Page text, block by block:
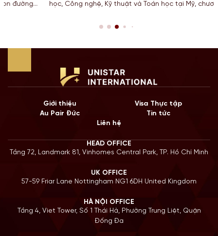
học, Công nghệ, Kỹ thuật và Toán học tại Mỹ, chương trình gia
còn là “bước đệm” quan trọng cho lộ trình Định cư. Bước sang
Giới thiệu
Visa Thực tập
Au Pair Đức
Tin tức
Liên hệ
HEAD OFFICE
Tầng 72, Landmark 81, Vinhomes Central Park, TP. Hồ Chí Minh
UK OFFICE
57-59 Friar Lane Nottingham NG1 6DH United Kingdom
HÀ NỘI OFFICE
Tầng 4, Viet Tower, Số 1 Thái Hà, Phường Trung Liệt, Quận
Đống Đa